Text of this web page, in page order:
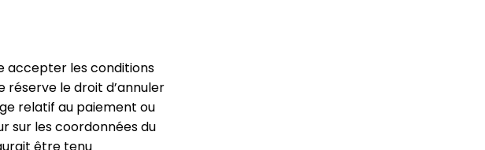
accepter les conditions
réserve le droit d’annuler
relatif au paiement ou
sur les coordonnées du